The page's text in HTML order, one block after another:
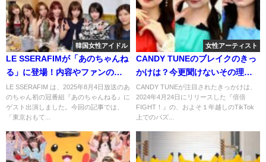
韓国女性アイドル
LE SSERAFIMが「あのちゃんね
る」に登場！内容やファンの反
応は？
LE SSERAFIM は、2025年8月4日放送のあ
のちゃん初の冠番組『あのちゃんねる』に
ゲスト出演しました。今回の記事では、
「東京おもて...
女性アーティスト
CANDY TUNEのブレイクのきっ
かけは？今更聞けないその理
由！
CANDY TUNEが注目されたきっかけは、
2024年4月24日にリリースした『倍倍
FIGHT！』の、およそ１年越しのTikTok
上でのバズ...